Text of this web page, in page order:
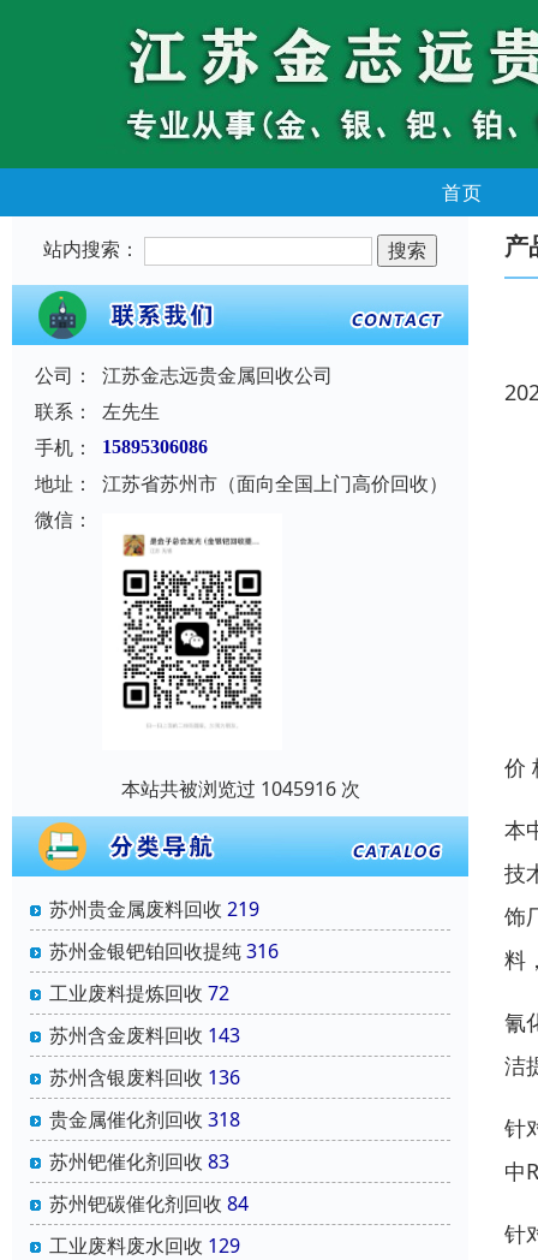
首页
站内搜索：
公司：
江苏金志远贵金属回收公司
联系：
左先生
手机：
15895306086
地址：
江苏省苏州市（面向全国上门高价回收）
微信：
本站共被浏览过 1045916 次
苏州贵金属废料回收 219
苏州金银钯铂回收提纯316
工业废料提炼回收 72
苏州含金废料回收 143
苏州含银废料回收 136
贵金属催化剂回收 318
苏州钯催化剂回收 83
苏州钯碳催化剂回收 84
工业废料废水回收 129
产
价
本
技
饰
料
氰
洁
针
中
针